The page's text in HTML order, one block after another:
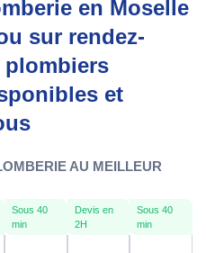
en Moselle
sur rendez-
plombiers
et
AU MEILLEUR
Sous 40
min
Devis en
2H
Sous 40
min